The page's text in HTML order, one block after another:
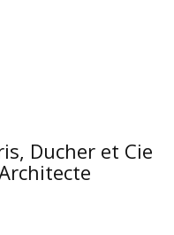
Ducher et Cie